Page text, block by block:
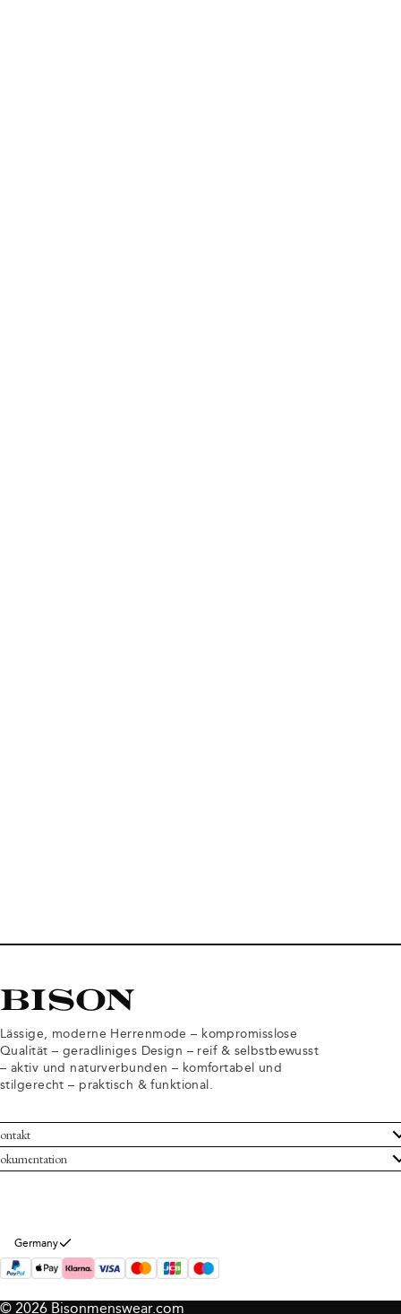
Lässige, moderne Herrenmode – kompromisslose
Qualität – geradliniges Design – reif & selbstbewusst
– aktiv und naturverbunden – komfortabel und
stilgerecht – praktisch & funktional.
Bison
Geschäftsbedingungen
Informationen
Germany
© 2026 Bisonmenswear.com